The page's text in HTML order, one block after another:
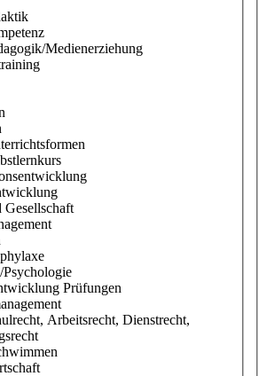
Medienerziehung
Psychologie
Prüfungen
Arbeitsrecht, Dienstrecht,